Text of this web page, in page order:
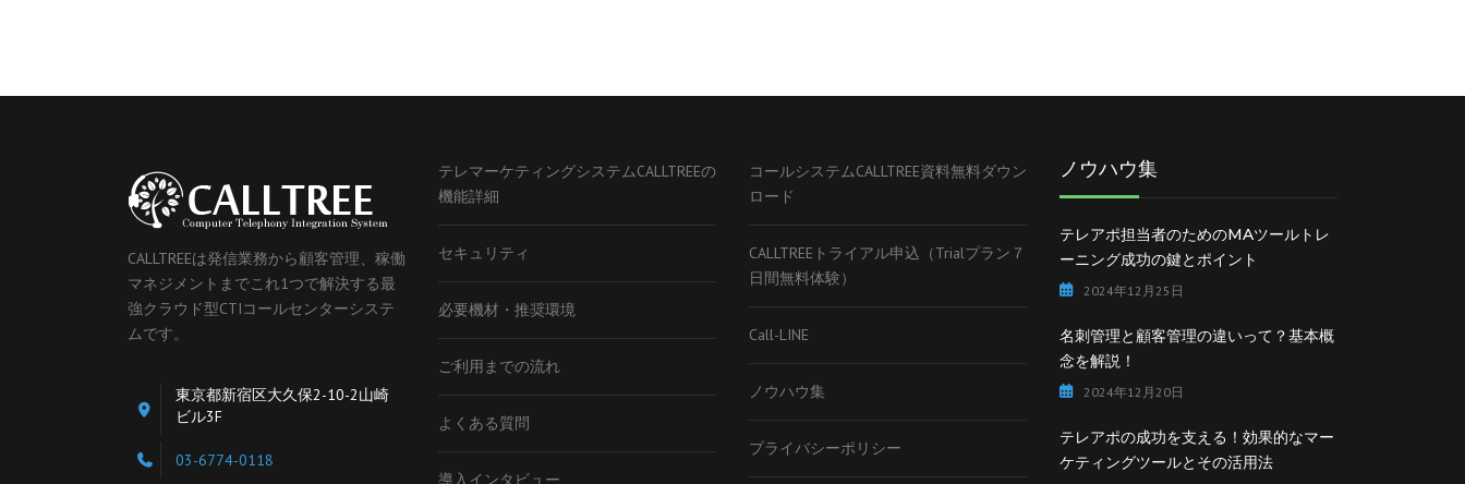
CALLTREEは発信業務から顧客管理、稼働
マネジメントまでこれ1つで解決する最
強クラウド型CTIコールセンターシステ
ムです。
東京都新宿区大久保2-10-2山崎
ビル3F
03-6774-0118
テレマーケティングシステムCALLTREEの
機能詳細
セキュリティ
必要機材・推奨環境
ご利用までの流れ
よくある質問
導入インタビュー
コールシステムCALLTREE資料無料ダウン
ロード
CALLTREEトライアル申込（Trialプラン７
日間無料体験）
Call-LINE
ノウハウ集
プライバシーポリシー
ノウハウ集
テレアポ担当者のためのMAツールトレ
ーニング成功の鍵とポイント
2024年12月25日
名刺管理と顧客管理の違いって？基本概
念を解説！
2024年12月20日
テレアポの成功を支える！効果的なマー
ケティングツールとその活用法